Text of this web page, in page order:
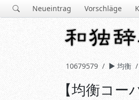
Neueintrag Vorschläge
10679579 均衡
N.
【均衡コー